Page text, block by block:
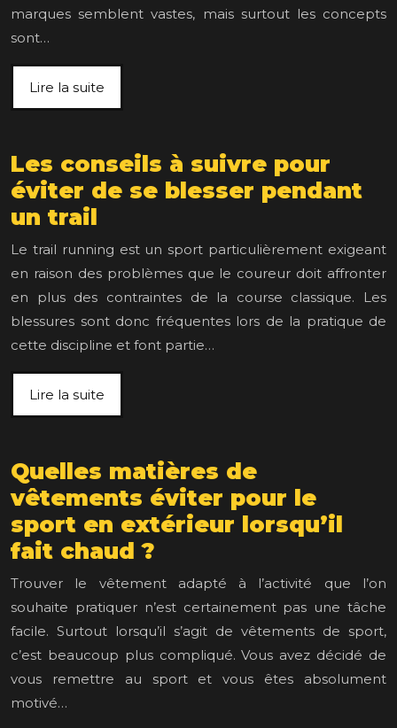
marques semblent vastes, mais surtout les concepts
sont…
Lire la suite
Les conseils à suivre pour
éviter de se blesser pendant
un trail
Le trail running est un sport particulièrement exigeant
en raison des problèmes que le coureur doit affronter
en plus des contraintes de la course classique. Les
blessures sont donc fréquentes lors de la pratique de
cette discipline et font partie…
Lire la suite
Quelles matières de
vêtements éviter pour le
sport en extérieur lorsqu’il
fait chaud ?
Trouver le vêtement adapté à l’activité que l’on
souhaite pratiquer n’est certainement pas une tâche
facile. Surtout lorsqu’il s’agit de vêtements de sport,
c’est beaucoup plus compliqué. Vous avez décidé de
vous remettre au sport et vous êtes absolument
motivé…